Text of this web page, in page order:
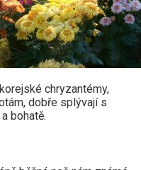
chryzantémy,
dobře splývají s
bohatě.